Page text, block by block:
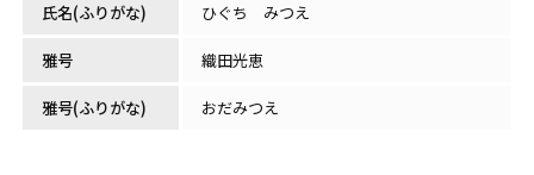
氏名(ふりがな) ひぐち みつえ
雅号 織田光恵
雅号(ふりがな) おだみつえ